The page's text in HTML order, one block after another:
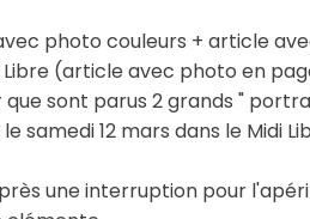
photo couleurs + article
(article avec photo en
sont parus 2 grands "
samedi 12 mars dans le Midi
une interruption pour